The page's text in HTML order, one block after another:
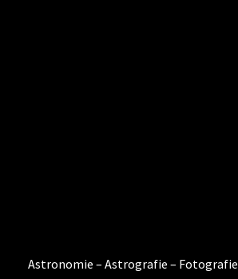
Astronomie – Astrografie – Fotografie